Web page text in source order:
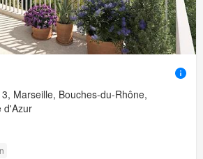
Marseille, Bouches-du-Rhône,
d'Azur